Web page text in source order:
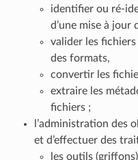
identifier ou ré-
d’une mise à
valider les
des formats,
convertir les
extraire les
fichiers ;
l’administration des
et d’effectuer des
les outils